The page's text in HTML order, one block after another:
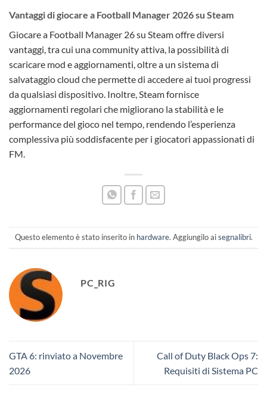
Vantaggi di giocare a Football Manager 2026 su Steam
Giocare a Football Manager 26 su Steam offre diversi
vantaggi, tra cui una community attiva, la possibilità di
scaricare mod e aggiornamenti, oltre a un sistema di
salvataggio cloud che permette di accedere ai tuoi progressi
da qualsiasi dispositivo. Inoltre, Steam fornisce
aggiornamenti regolari che migliorano la stabilità e le
performance del gioco nel tempo, rendendo l’esperienza
complessiva più soddisfacente per i giocatori appassionati di
FM.
Questo elemento è stato inserito in hardware. Aggiungilo aisegnalibri.
PC_RIG
GTA 6: rinviato a Novembre
2026
Call of Duty Black Ops 7:
Requisiti di Sistema PC